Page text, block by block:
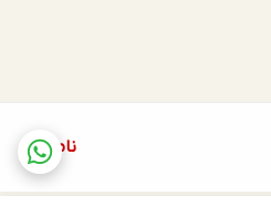
ناموجود